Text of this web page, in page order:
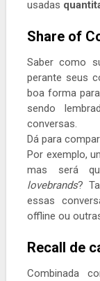
usadas
Share of
Saber como
perante seus
boa forma
sendo
conversas.
Dá para
Por exemplo,
mas será
lovebrands?
essas
offline ou
Recall de
Combinada